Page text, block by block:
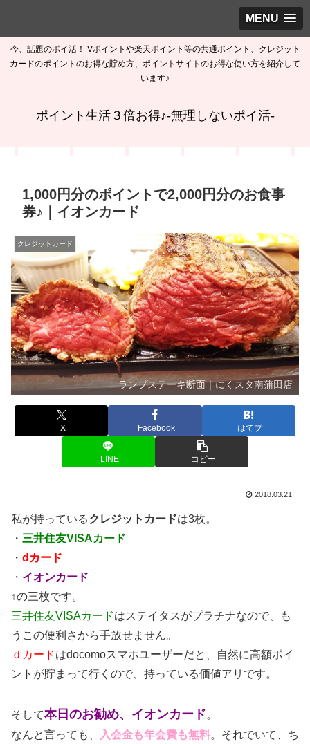
MENU
今、話題のポイ活！ Vポイントや楽天ポイント等の共通ポイント、クレジット
カードのポイントのお得な貯め方、ポイントサイトのお得な使い方を紹介して
います♪
ポイント生活３倍お得♪-無理しないポイ活-
1,000円分のポイントで2,000円分のお食事
券♪｜イオンカード
クレジットカード
ランプステーキ断面｜にくスタ南蒲田店
X Facebook はてブ
LINE コピー
2018.03.21
私が持っているクレジットカードは3枚。
・ 三井住友VISAカード
・ dカード
・ イオンカード
↑の三枚です。
三井住友VISAカードはステイタスがプラチナなので、も
うこの便利さから手放せません。
ｄカードはdocomoスマホユーザーだと、自然に高額ポイ
ントが貯まって行くので、持っている価値アリです。
そして本日のお勧め、イオンカード。
なんと言っても、
入会金も年会費も無料。それでいて、ち